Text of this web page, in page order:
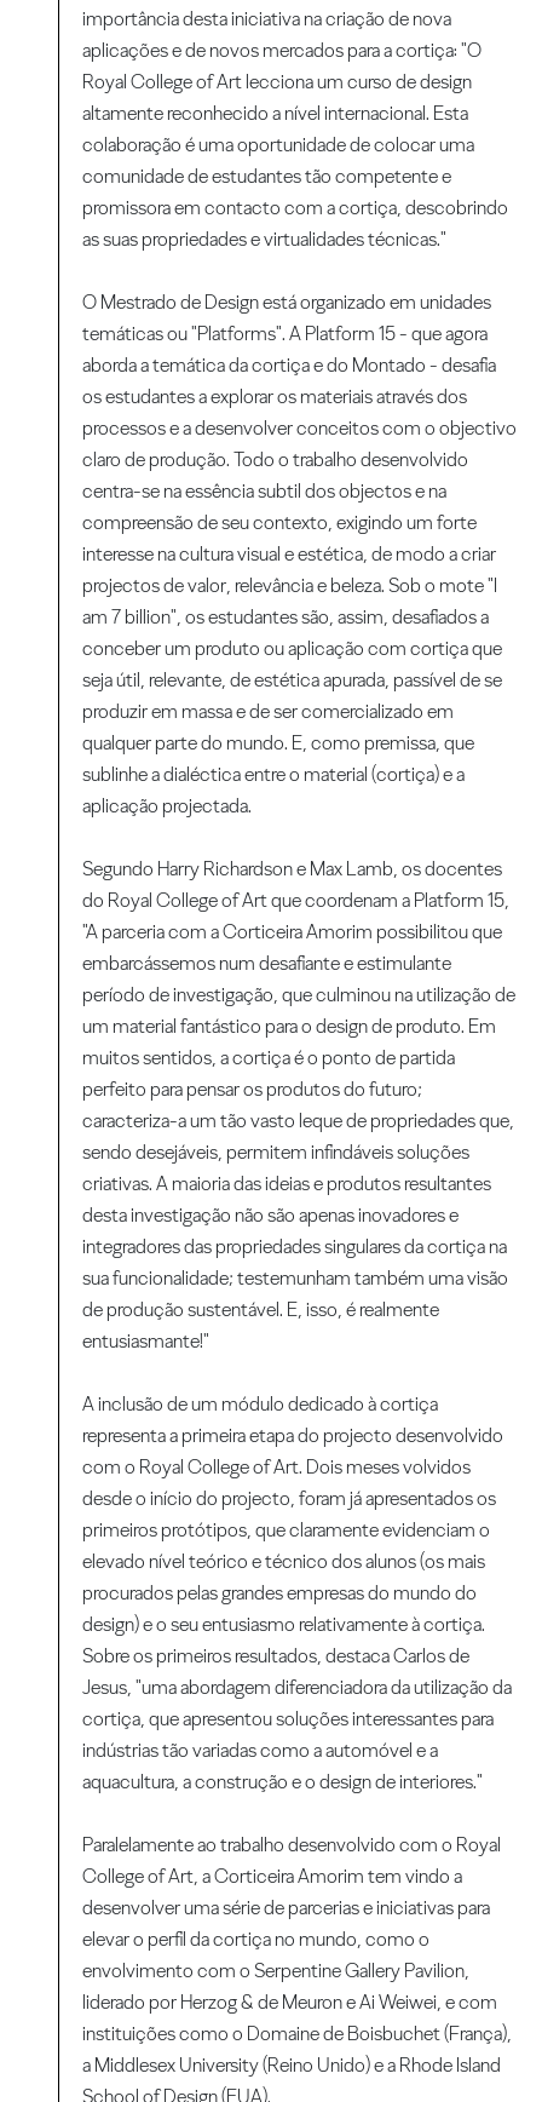
importância desta iniciativa na criação de nova
aplicações e de novos mercados para a cortiça: "O
Royal College of Art lecciona um curso de design
altamente reconhecido a nível internacional. Esta
colaboração é uma oportunidade de colocar uma
comunidade de estudantes tão competente e
promissora em contacto com a cortiça, descobrindo
as suas propriedades e virtualidades técnicas."
O Mestrado de Design está organizado em unidades
temáticas ou "Platforms". A Platform 15 - que agora
aborda a temática da cortiça e do Montado - desafia
os estudantes a explorar os materiais através dos
processos e a desenvolver conceitos com o objectivo
claro de produção. Todo o trabalho desenvolvido
centra-se na essência subtil dos objectos e na
compreensão de seu contexto, exigindo um forte
interesse na cultura visual e estética, de modo a criar
projectos de valor, relevância e beleza. Sob o mote "I
am 7 billion", os estudantes são, assim, desafiados a
conceber um produto ou aplicação com cortiça que
seja útil, relevante, de estética apurada, passível de se
produzir em massa e de ser comercializado em
qualquer parte do mundo. E, como premissa, que
sublinhe a dialéctica entre o material (cortiça) e a
aplicação projectada.
Segundo Harry Richardson e Max Lamb, os docentes
do Royal College of Art que coordenam a Platform 15,
"A parceria com a Corticeira Amorim possibilitou que
embarcássemos num desafiante e estimulante
período de investigação, que culminou na utilização de
um material fantástico para o design de produto. Em
muitos sentidos, a cortiça é o ponto de partida
perfeito para pensar os produtos do futuro;
caracteriza-a um tão vasto leque de propriedades que,
sendo desejáveis, permitem infindáveis soluções
criativas. A maioria das ideias e produtos resultantes
desta investigação não são apenas inovadores e
integradores das propriedades singulares da cortiça na
sua funcionalidade; testemunham também uma visão
de produção sustentável. E, isso, é realmente
entusiasmante!"
A inclusão de um módulo dedicado à cortiça
representa a primeira etapa do projecto desenvolvido
com o Royal College of Art. Dois meses volvidos
desde o início do projecto, foram já apresentados os
primeiros protótipos, que claramente evidenciam o
elevado nível teórico e técnico dos alunos (os mais
procurados pelas grandes empresas do mundo do
design) e o seu entusiasmo relativamente à cortiça.
Sobre os primeiros resultados, destaca Carlos de
Jesus, "uma abordagem diferenciadora da utilização da
cortiça, que apresentou soluções interessantes para
indústrias tão variadas como a automóvel e a
aquacultura, a construção e o design de interiores."
Paralelamente ao trabalho desenvolvido com o Royal
College of Art, a Corticeira Amorim tem vindo a
desenvolver uma série de parcerias e iniciativas para
elevar o perfil da cortiça no mundo, como o
envolvimento com o Serpentine Gallery Pavilion,
liderado por Herzog & de Meuron e Ai Weiwei, e com
instituições como o Domaine de Boisbuchet (França),
a Middlesex University (Reino Unido) e a Rhode Island
School of Design (EUA).